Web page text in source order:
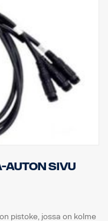
auton sivu
pistoke, jossa on kolme